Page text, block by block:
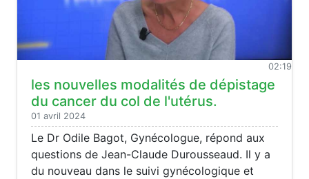
02:19
les nouvelles modalités de dépistage
du cancer du col de l'utérus.
01 avril 2024
Le Dr Odile Bagot, Gynécologue, répond aux
questions de Jean-Claude Durousseaud. Il y a
du nouveau dans le suivi gynécologique et